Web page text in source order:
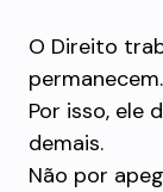
O Direito
permanecem.
Por isso, ele
demais.
Não por